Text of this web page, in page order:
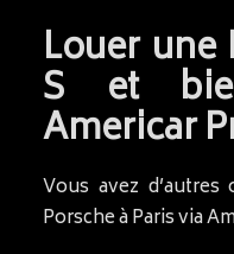
Louer une
S et
Americar
Vous avez
Porsche à Paris via